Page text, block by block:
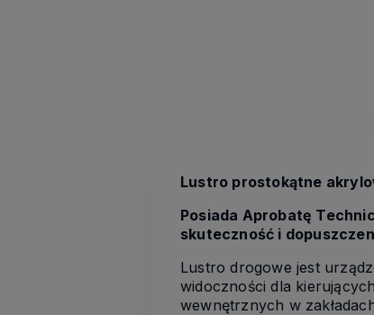
Lustro prostokątne
Posiada Aprobatę
skuteczność i
Lustro drogowe jest
widoczności dla
wewnętrznych w